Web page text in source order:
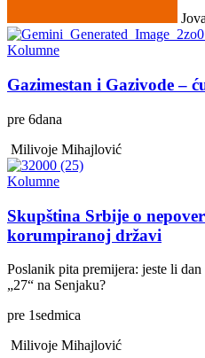
Kolumne
Gazimestan i Gazivode –
pre 6dana
Milivoje Mihajlović
Kolumne
Skupština Srbije o
korumpiranoj državi
Poslanik pita premijera: jeste li
„27“ na Senjaku?
pre 1sedmica
Milivoje Mihajlović